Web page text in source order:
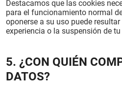
Destacamos que las cookies
para el funcionamiento normal
oponerse a su uso puede
experiencia o la suspensión de tu
5. ¿CON QUIÉN
DATOS?